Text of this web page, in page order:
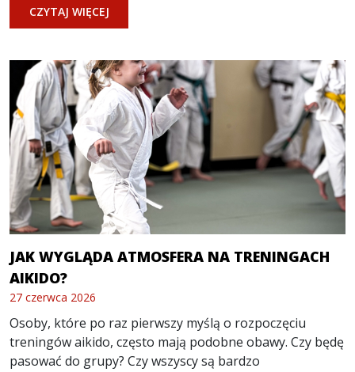
CZYTAJ WIĘCEJ
JAK WYGLĄDA ATMOSFERA NA TRENINGACH
AIKIDO?
27 czerwca 2026
Osoby, które po raz pierwszy myślą o rozpoczęciu
treningów aikido, często mają podobne obawy. Czy będę
pasować do grupy? Czy wszyscy są bardzo